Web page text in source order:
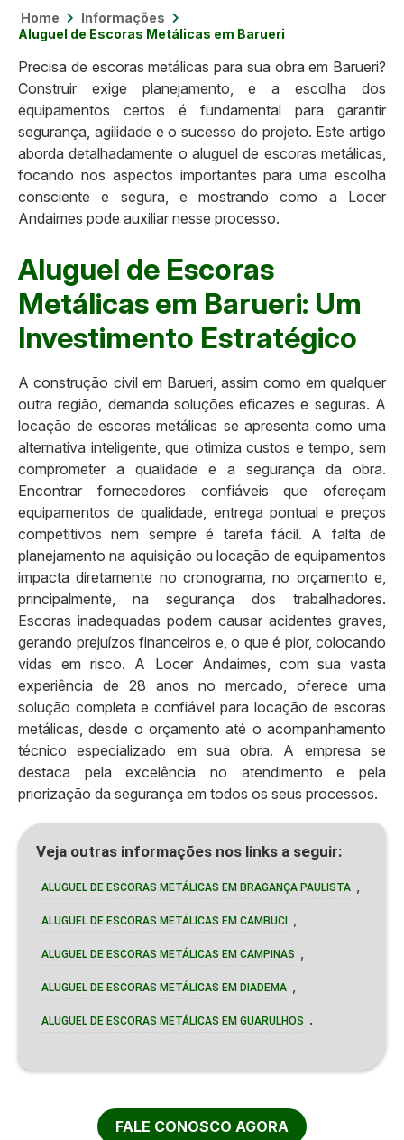
Home
Informações
Aluguel de Escoras Metálicas em Barueri
Precisa de escoras metálicas para sua obra em Barueri?
Construir exige planejamento, e a escolha dos
equipamentos certos é fundamental para garantir
segurança, agilidade e o sucesso do projeto. Este artigo
aborda detalhadamente o aluguel de escoras metálicas,
focando nos aspectos importantes para uma escolha
consciente e segura, e mostrando como a Locer
Andaimes pode auxiliar nesse processo.
Aluguel de Escoras
Metálicas em Barueri: Um
Investimento Estratégico
A construção civil em Barueri, assim como em qualquer
outra região, demanda soluções eficazes e seguras. A
locação de escoras metálicas se apresenta como uma
alternativa inteligente, que otimiza custos e tempo, sem
comprometer a qualidade e a segurança da obra.
Encontrar fornecedores confiáveis que ofereçam
equipamentos de qualidade, entrega pontual e preços
competitivos nem sempre é tarefa fácil. A falta de
planejamento na aquisição ou locação de equipamentos
impacta diretamente no cronograma, no orçamento e,
principalmente, na segurança dos trabalhadores.
Escoras inadequadas podem causar acidentes graves,
gerando prejuízos financeiros e, o que é pior, colocando
vidas em risco. A Locer Andaimes, com sua vasta
experiência de 28 anos no mercado, oferece uma
solução completa e confiável para locação de escoras
metálicas, desde o orçamento até o acompanhamento
técnico especializado em sua obra. A empresa se
destaca pela excelência no atendimento e pela
priorização da segurança em todos os seus processos.
Veja outras informações nos links a seguir:
ALUGUEL DE ESCORAS METÁLICAS EM BRAGANÇA PAULISTA
ALUGUEL DE ESCORAS METÁLICAS EM CAMBUCI
ALUGUEL DE ESCORAS METÁLICAS EM CAMPINAS
ALUGUEL DE ESCORAS METÁLICAS EM DIADEMA
ALUGUEL DE ESCORAS METÁLICAS EM GUARULHOS .
FALE CONOSCO AGORA